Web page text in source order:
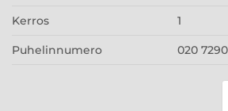
Kerros 1
Puhelinnumero 020